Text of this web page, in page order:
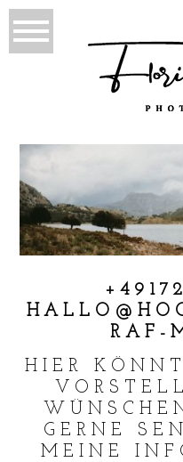
RAF-
HIER
GERNE
MEINE